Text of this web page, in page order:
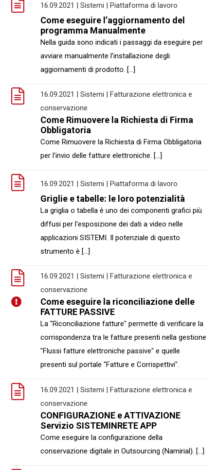
16.09.2021 | Sistemi | Piattaforma di lavoro
Come eseguire l’aggiornamento del
programma Manualmente
Nella guida sono indicati i passaggi da eseguire per
avviare manualmente l’installazione degli
aggiornamenti di prodotto. [...]
16.09.2021 | Sistemi | Fatturazione elettronica e
conservazione
Come Rimuovere la Richiesta di Firma
Obbligatoria
Come Rimuovere la Richiesta di Firma Obbligatoria
per l'invio delle fatture elettroniche. [...]
16.09.2021 | Sistemi | Piattaforma di lavoro
Griglie e tabelle: le loro potenzialità
La griglia o tabella è uno dei componenti grafici più
diffusi per l'esposizione dei dati a video nelle
applicazioni SISTEMI. Il potenziale di questo
strumento è [...]
16.09.2021 | Sistemi | Fatturazione elettronica e
conservazione
Come eseguire la riconciliazione delle
FATTURE PASSIVE
La "Riconciliazione fatture" permette di verificare la
corrispondenza tra le fatture presenti nella gestione
"Flussi fatture elettroniche passive" e quelle
presenti sul portale "Fatture e Corrispettivi".
16.09.2021 | Sistemi | Fatturazione elettronica e
conservazione
CONFIGURAZIONE e ATTIVAZIONE
Servizio SISTEMINRETE APP
Come eseguire la configurazione della
conservazione digitale in Outsourcing (Namirial). [...]